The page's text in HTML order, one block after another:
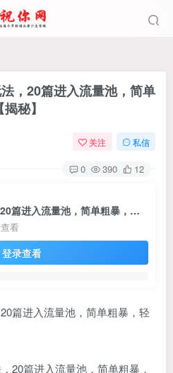
，20篇进入流量池，简单
秘】
关注 私信
0 390 12
AI图文，独家流量主玩法，20篇进入流量池，简单粗暴，轻松日入500+【揭秘】
看
登录查看
篇进入流量池，简单粗暴，轻